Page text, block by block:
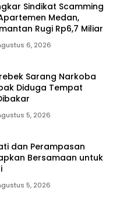
Sindikat Scamming
Medan,
Rugi Rp6,7 Miliar
6, 2026
Sarang Narkoba
Diduga Tempat
5, 2026
dan Perampasan
Bersamaan untuk
5, 2026